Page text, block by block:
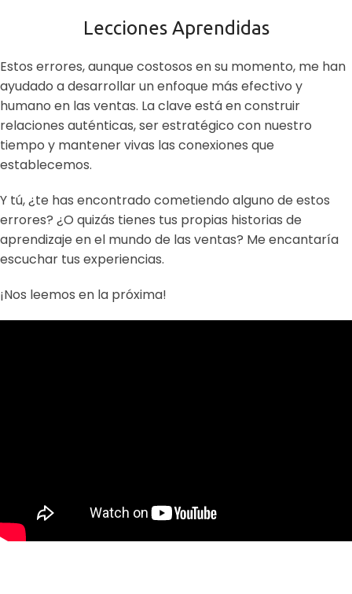
Lecciones Aprendidas
Estos errores, aunque costosos en su momento, me han
ayudado a desarrollar un enfoque más efectivo y
humano en las ventas. La clave está en construir
relaciones auténticas, ser estratégico con nuestro
tiempo y mantener vivas las conexiones que
establecemos.
Y tú, ¿te has encontrado cometiendo alguno de estos
errores? ¿O quizás tienes tus propias historias de
aprendizaje en el mundo de las ventas? Me encantaría
escuchar tus experiencias.
¡Nos leemos en la próxima!